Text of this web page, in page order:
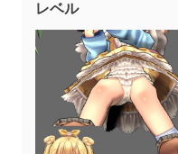
レベル